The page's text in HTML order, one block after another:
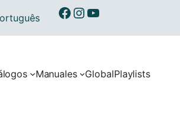
Manuales GlobalPlaylists
Ibermusicas en Facebook
Ibermusicas en Instagram
Ibermusicas en Youtube